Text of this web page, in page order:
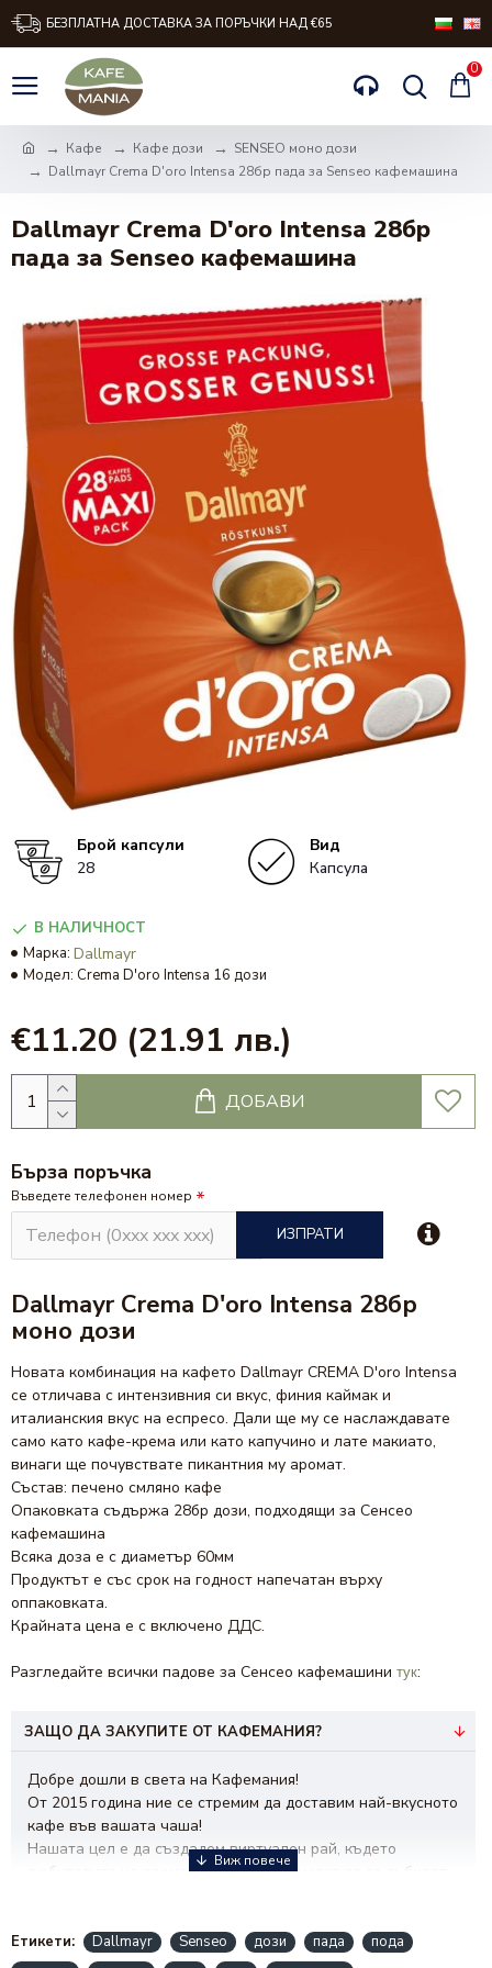
БЕЗПЛАТНА ДОСТАВКА ЗА ПОРЪЧКИ НАД €65
0
Кафе Кафе дози
SENSEO моно дози
Dallmayr Crema D'oro Intensa 28бр пада за Senseo кафемашина
Dallmayr Crema D'oro Intensa 28бр
пада за Senseo кафемашина
Брой капсули
28
Вид
Капсула
В НАЛИЧНОСТ
Марка: Dallmayr
Модел: Crema D'oro Intensa 16 дози
€11.20 (21.91 лв.)
ДОБАВИ
Бърза поръчка
Въведете телефонен номер
ИЗПРАТИ
Dallmayr Crema D'oro Intensa 28бр
моно дози
Новата комбинация на кафето Dallmayr CREMA D'oro Intensa
се отличава с интензивния си вкус, финия каймак и
италианския вкус на еспресо. Дали ще му се наслаждавате
само като кафе-крема или като капучино и лате макиато,
винаги ще почувствате пикантния му аромат.
Състав: печено смляно кафе
Опаковката съдържа 28бр дози, подходящи за Сенсео
кафемашина
Всяка доза е с диаметър 60мм
Продуктът е със срок на годност напечатан върху
оппаковката.
Крайната цена е с включено ДДС.
Разгледайте всички падове за Сенсео кафемашини тук:
ЗАЩО ДА ЗАКУПИТЕ ОТ КАФЕМАНИЯ?
Добре дошли в света на Кафемания!
От 2015 година ние се стремим да доставим най-вкусното
кафе във вашата чаша!
Нашата цел е да създадем виртуален рай, където
любителите на ароматната напитка могат да се събират,
Визията ни е да бъдем водещ бранд при избора на кафе!
Етикети: Dallmayr Senseo дози пада
пода